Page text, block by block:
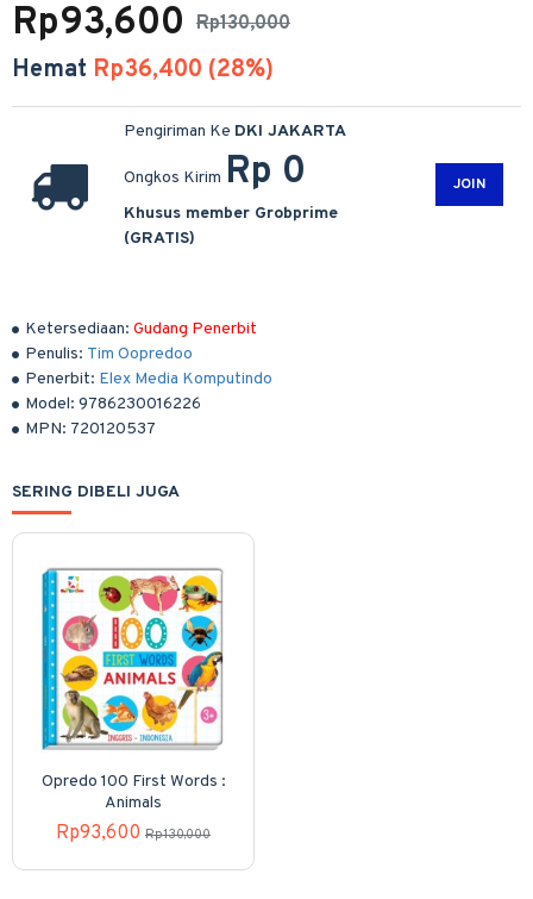
Ketersediaan: Gudang Penerbit
Penulis: Tim Oopredoo
Penerbit: Elex Media Komputindo
Model: 9786230016226
MPN: 720120537
Rp130,000
Rp93,600
Hemat Rp36,400 (28%)
Pengiriman Ke DKI JAKARTA
Ongkos Kirim Rp 0
Khusus member Grobprime
(GRATIS)
JOIN
SERING DIBELI JUGA
Opredo 100 First Words :
Animals
Rp93,600 Rp130,000